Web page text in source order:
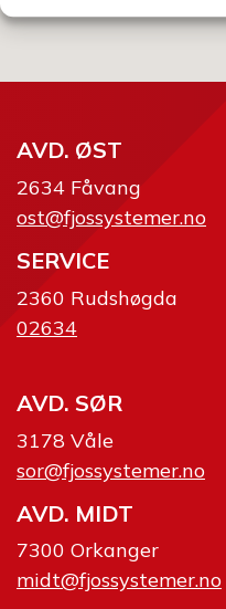
AVD. ØST
2634 Fåvang
ost@fjossystemer.no
SERVICE
2360 Rudshøgda
02634
AVD. SØR
3178 Våle
sor@fjossystemer.no
AVD. MIDT
7300 Orkanger
midt@fjossystemer.no